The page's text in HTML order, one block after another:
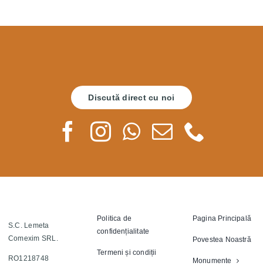
Discută direct cu noi
S.C. Lemeta
Comexim SRL.
RO1218748
Politica de
confidențialitate
Termeni și condiții
Pagina Principală
Povestea Noastră
Monumente